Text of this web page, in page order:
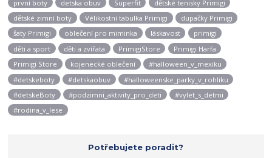
první boty
detska obuv Superfit
dětské tenisky Primigi
dětské zimní boty
Vélikostní tabulka Primigi
dupačky Primigi
šaty Primigi
oblečení pro miminka láskavost
primigi
děti a sport
děti a zvířata PrimigiStore
Primigi Harfa
Primigi Store
kojenecké oblečení
#halloween_v_mexiku
#detskeboty
#detskaobuv
#halloweenske_parky_v_rohliku
#detskeBoty
#podzimni_aktivity_pro_deti
#vylet_s_detmi
#rodina_v_lese
Potřebujete poradit?